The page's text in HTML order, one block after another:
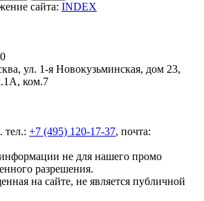
сайта: INDEX
ул. 1-я Новокузьминская, дом 23,
ком.7
тел.: +7 (495) 120-17-37, почта:
не для нашего промо
разрешения.
на сайте, не является публичной